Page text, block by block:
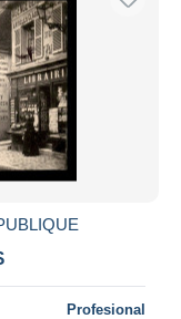
Profesional